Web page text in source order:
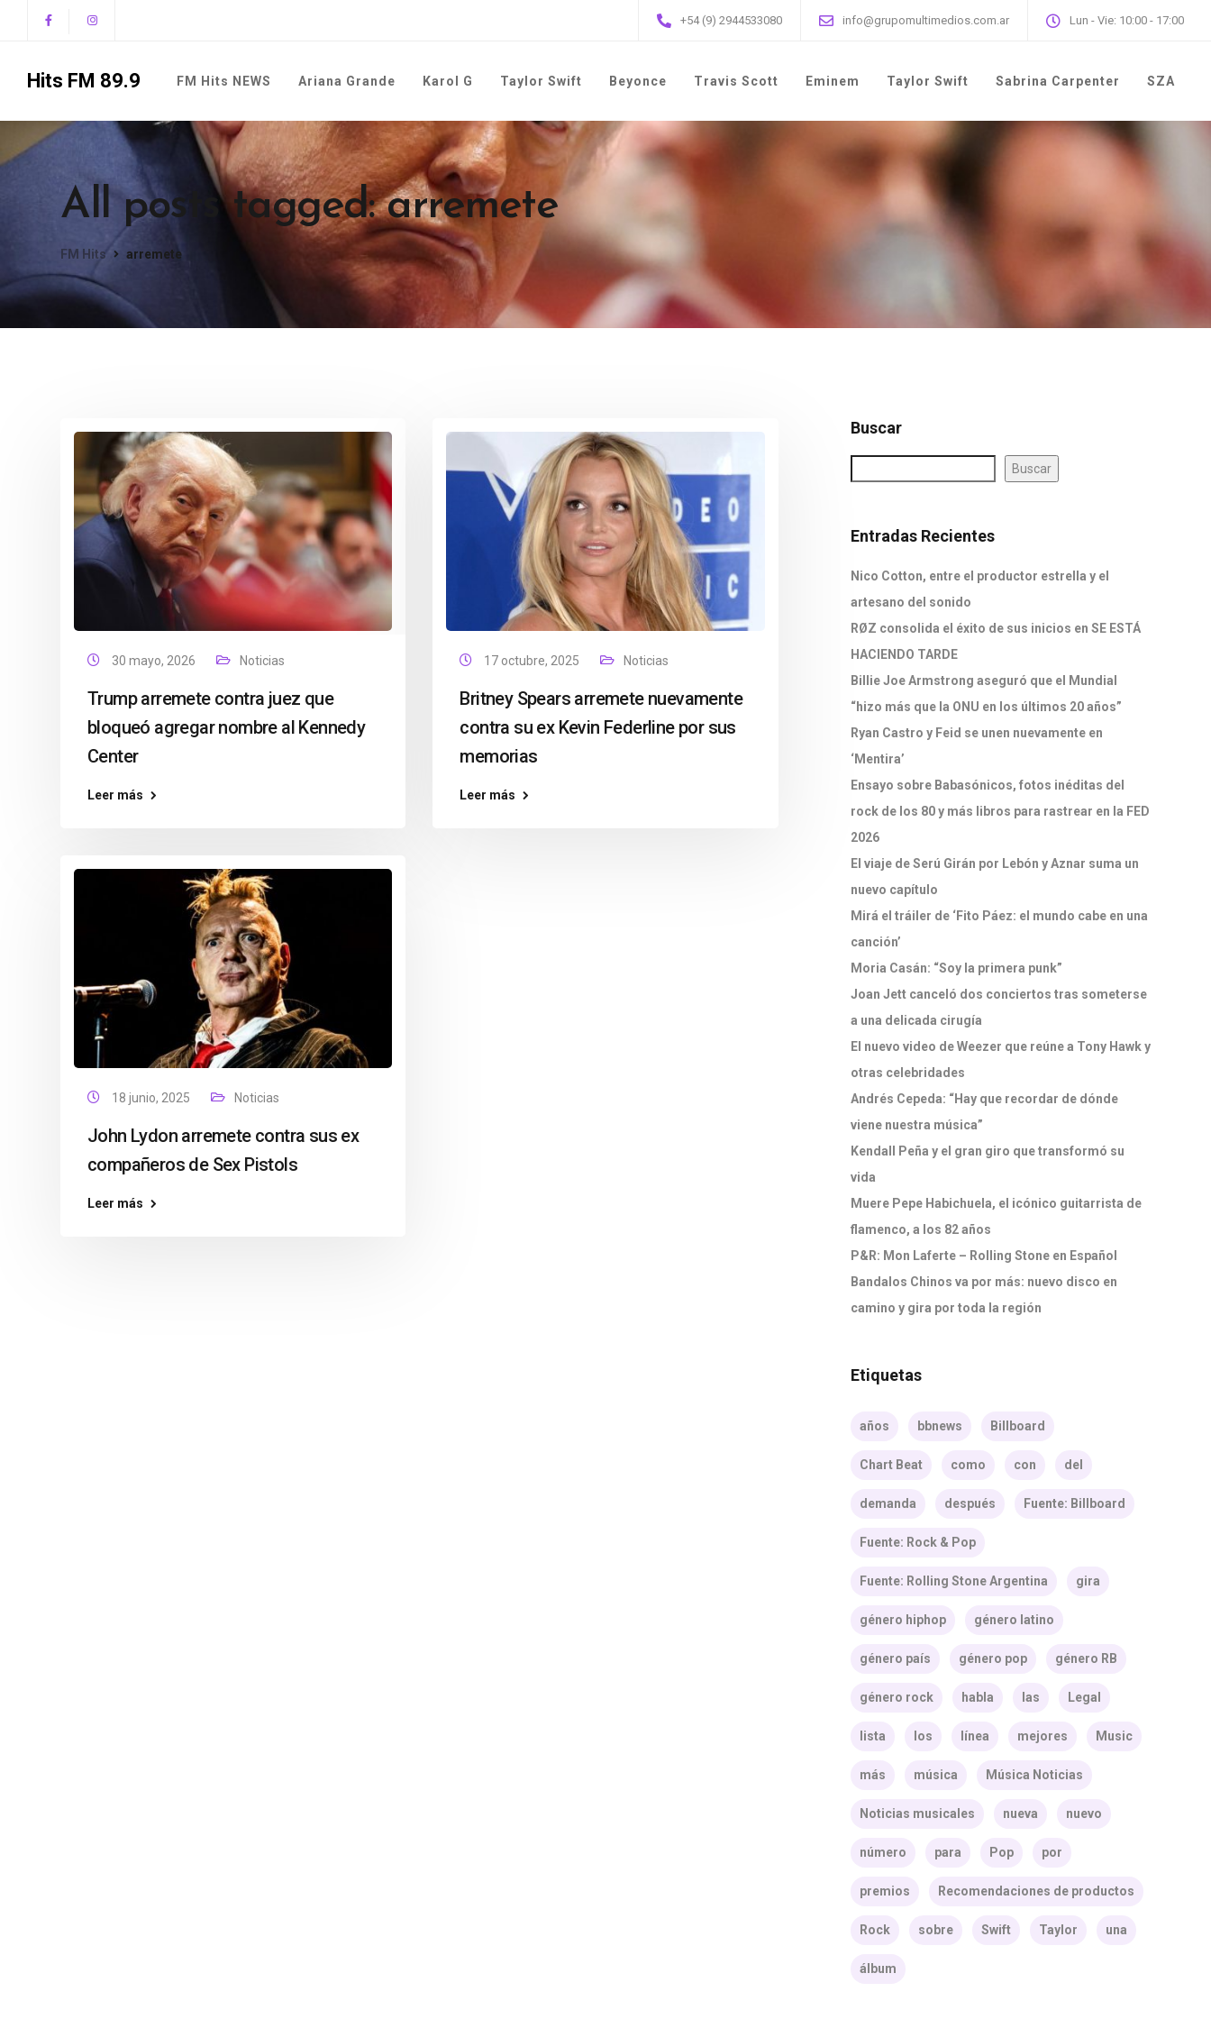
+54 (9) 2944533080 info@grupomultimedios.com.ar Lun - Vie: 10:00 - 17:00
Hits FM 89.9 FM Hits NEWS Ariana Grande Karol G Taylor Swift Beyonce Travis Scott Eminem Taylor Swift Sabrina Carpenter SZA
All posts tagged: arremete
FM Hits arremete
30 mayo, 2026 Noticias
Trump arremete contra juez que
bloqueó agregar nombre al Kennedy
Center
Leer más
17 octubre, 2025 Noticias
Britney Spears arremete nuevamente
contra su ex Kevin Federline por sus
memorias
Leer más
18 junio, 2025 Noticias
John Lydon arremete contra sus ex
compañeros de Sex Pistols
Leer más
Buscar
Buscar
Entradas Recientes
Nico Cotton, entre el productor estrella y el
artesano del sonido
RØZ consolida el éxito de sus inicios en SE ESTÁ
HACIENDO TARDE
Billie Joe Armstrong aseguró que el Mundial
“hizo más que la ONU en los últimos 20 años”
Ryan Castro y Feid se unen nuevamente en
‘Mentira’
Ensayo sobre Babasónicos, fotos inéditas del
rock de los 80 y más libros para rastrear en la FED
2026
El viaje de Serú Girán por Lebón y Aznar suma un
nuevo capítulo
Mirá el tráiler de ‘Fito Páez: el mundo cabe en una
canción’
Moria Casán: “Soy la primera punk”
Joan Jett canceló dos conciertos tras someterse
a una delicada cirugía
El nuevo video de Weezer que reúne a Tony Hawk y
otras celebridades
Andrés Cepeda: “Hay que recordar de dónde
viene nuestra música”
Kendall Peña y el gran giro que transformó su
vida
Muere Pepe Habichuela, el icónico guitarrista de
flamenco, a los 82 años
P&R: Mon Laferte – Rolling Stone en Español
Bandalos Chinos va por más: nuevo disco en
camino y gira por toda la región
Etiquetas
años bbnews Billboard
Chart Beat como con del
demanda después Fuente: Billboard
Fuente: Rock & Pop
Fuente: Rolling Stone Argentina gira
género hiphop género latino
género país género pop género RB
género rock habla las Legal
lista los línea mejores Music
más música Música Noticias
Noticias musicales nueva nuevo
número para Pop por
premios Recomendaciones de productos
Rock sobre Swift Taylor una
álbum